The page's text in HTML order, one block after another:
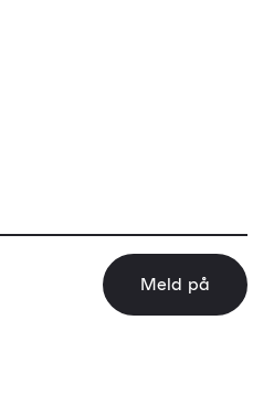
Meld på